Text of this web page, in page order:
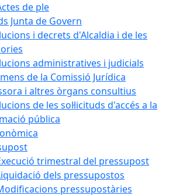
de ple
Junta de Govern
i decrets d'Alcaldia i de les
administratives i judicials
de la Comissió Jurídica
i altres òrgans consultius
de les sol·licituds d'accés a la
pública
trimestral del pressupost
dels pressupostos
pressupostàries